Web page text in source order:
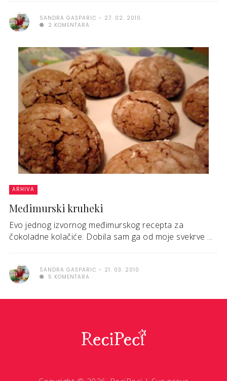
SANDRA GAŠPARIĆ
27. 02. 2010.
2 KOMENTARA
ARHIVA
Međimurski kruheki
Evo jednog izvornog međimurskog recepta za
čokoladne kolačiće. Dobila sam ga od moje svekrve ...
SANDRA GAŠPARIĆ
21. 03. 2010.
5 KOMENTARA